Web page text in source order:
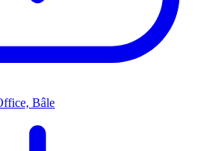
Bâle